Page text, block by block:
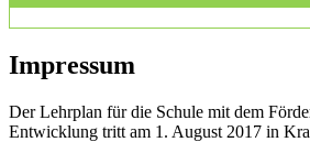
Impressum
Der Lehrplan für die Schule mit dem
Entwicklung tritt am 1. August 2017 in